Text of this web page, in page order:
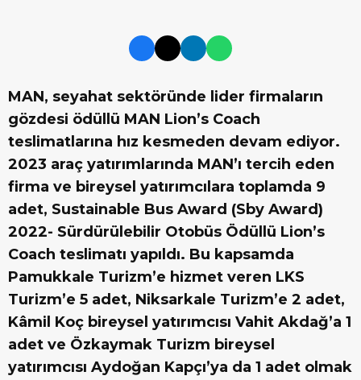
MAN, seyahat sektöründe lider firmaların
gözdesi ödüllü MAN Lion’s Coach
teslimatlarına hız kesmeden devam ediyor.
2023 araç yatırımlarında MAN’ı tercih eden
firma ve bireysel yatırımcılara toplamda 9
adet, Sustainable Bus Award (Sby Award)
2022- Sürdürülebilir Otobüs Ödüllü Lion’s
Coach teslimatı yapıldı. Bu kapsamda
Pamukkale Turizm’e hizmet veren LKS
Turizm’e 5 adet, Niksarkale Turizm’e 2 adet,
Kâmil Koç bireysel yatırımcısı Vahit Akdağ’a 1
adet ve Özkaymak Turizm bireysel
yatırımcısı Aydoğan Kapçı’ya da 1 adet olmak